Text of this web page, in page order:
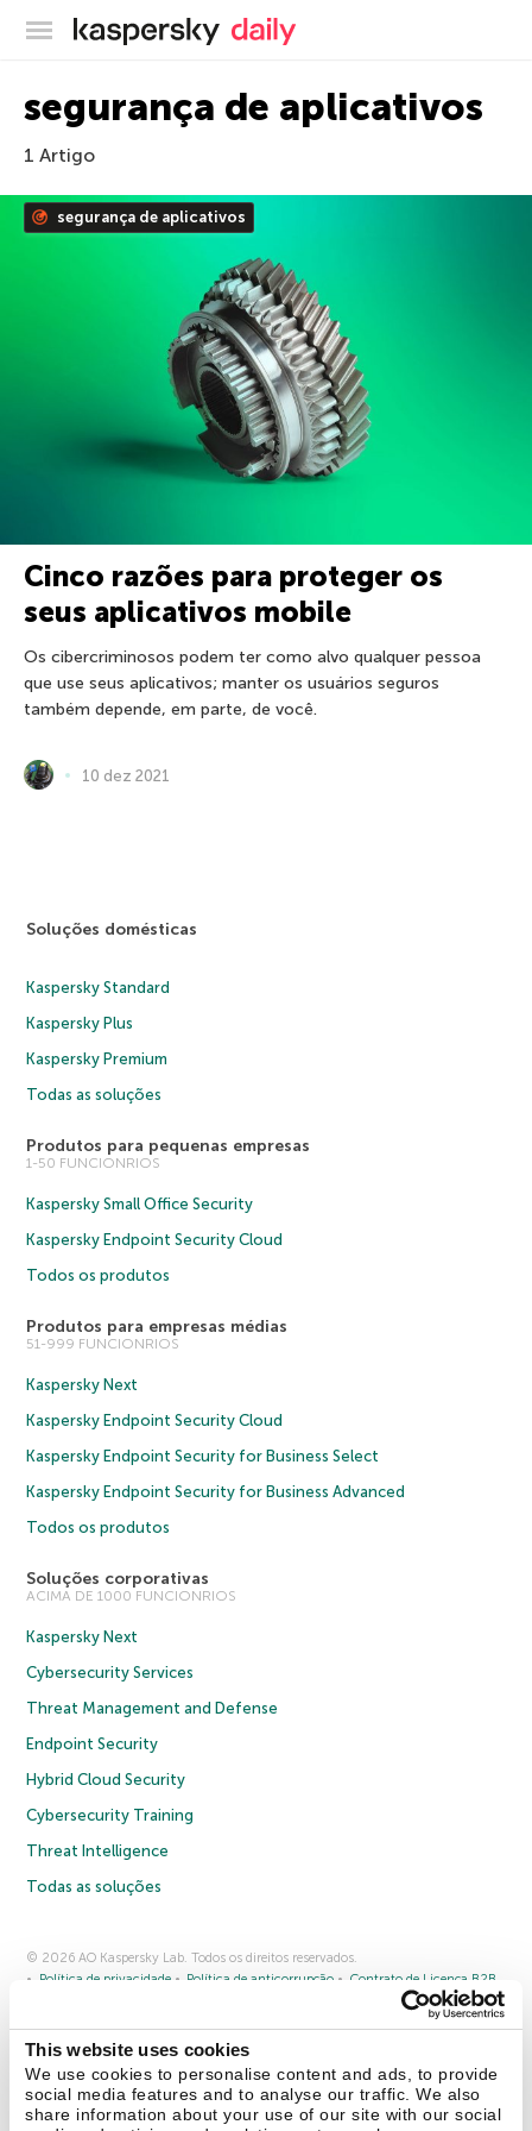
This website uses cookies
We use cookies to personalise content and ads, to provide
social media features and to analyse our traffic. We also
share information about your use of our site with our social
Blog oficial da Kaspersky
segurança de aplicativos
1 Artigo
segurança de aplicativos
Cinco razões para proteger os
seus aplicativos mobile
Os cibercriminosos podem ter como alvo qualquer pessoa
que use seus aplicativos; manter os usuários seguros
também depende, em parte, de você.
10 dez 2021
Soluções domésticas
Kaspersky Standard
Kaspersky Plus
Kaspersky Premium
Todas as soluções
Produtos para pequenas empresas
1-50 FUNCIONRIOS
Kaspersky Small Office Security
Kaspersky Endpoint Security Cloud
Todos os produtos
Produtos para empresas médias
51-999 FUNCIONRIOS
Kaspersky Next
Kaspersky Endpoint Security Cloud
Kaspersky Endpoint Security for Business Select
Kaspersky Endpoint Security for Business Advanced
Todos os produtos
Soluções corporativas
ACIMA DE 1000 FUNCIONRIOS
Kaspersky Next
Cybersecurity Services
Threat Management and Defense
Endpoint Security
Hybrid Cloud Security
Cybersecurity Training
Threat Intelligence
Todas as soluções
© 2026 AO Kaspersky Lab. Todos os direitos reservados.
Política de privacidade
Política de anticorrupção
Contrato de Licença B2B
Cookies
Fale conosco Sobre a Kaspersky Parceiros
Comunicado à imprensa